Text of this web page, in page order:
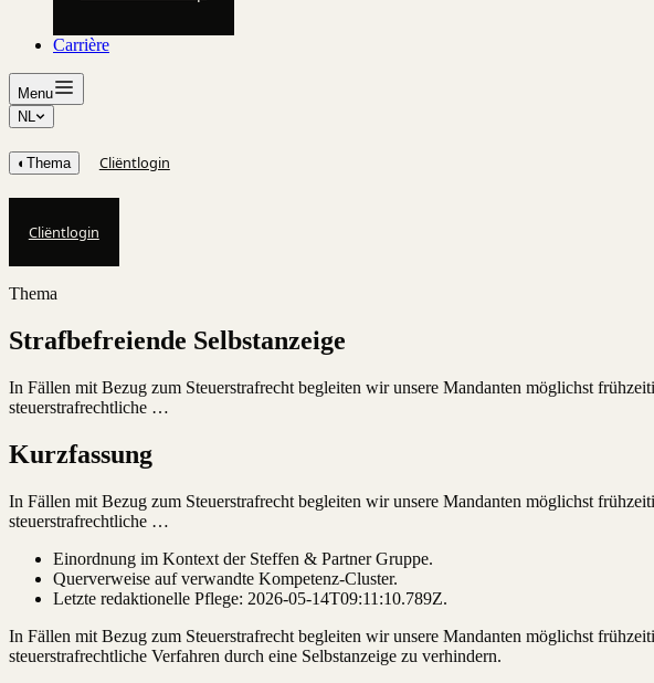
Carrière
Menu
NL
◐ Thema Cliëntlogin
Cliëntlogin
Thema
Strafbefreiende Selbstanzeige
In Fällen mit Bezug zum Steuerstrafrecht begleiten wir unsere Mandanten möglichst
steuerstrafrechtliche …
Kurzfassung
In Fällen mit Bezug zum Steuerstrafrecht begleiten wir unsere Mandanten möglichst
steuerstrafrechtliche …
Einordnung im Kontext der Steffen & Partner Gruppe.
Querverweise auf verwandte Kompetenz-Cluster.
Letzte redaktionelle Pflege: 2026-05-14T09:11:10.789Z.
In Fällen mit Bezug zum Steuerstrafrecht begleiten wir unsere Mandanten möglichst
steuerstrafrechtliche Verfahren durch eine Selbstanzeige zu verhindern.